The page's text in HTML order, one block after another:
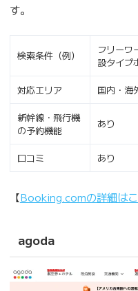
す。
検索条件（例）
フリーワ
設タイ
対応エリア 国内・海
新幹線・飛行機
の予約機能
あり
口コミ あり
【Booking.comの詳細は
agoda